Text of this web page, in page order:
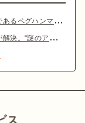
利きのキャンプギア】
【目利きのキャンプギア】